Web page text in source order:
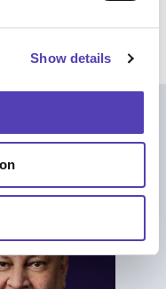
Show details